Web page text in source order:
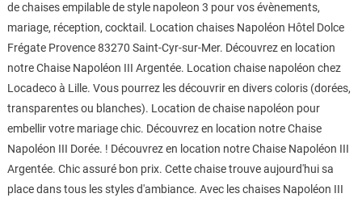
de chaises empilable de style napoleon 3 pour vos évènements,
mariage, réception, cocktail. Location chaises Napoléon Hôtel Dolce
Frégate Provence 83270 Saint-Cyr-sur-Mer. Découvrez en location
notre Chaise Napoléon III Argentée. Location chaise napoléon chez
Locadeco à Lille. Vous pourrez les découvrir en divers coloris (dorées,
transparentes ou blanches). Location de chaise napoléon pour
embellir votre mariage chic. Découvrez en location notre Chaise
Napoléon III Dorée. ! Découvrez en location notre Chaise Napoléon III
Argentée. Chic assuré bon prix. Cette chaise trouve aujourd'hui sa
place dans tous les styles d'ambiance. Avec les chaises Napoléon III